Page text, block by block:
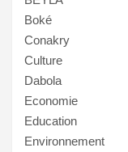
Boké
Conakry
Culture
Dabola
Economie
Education
Environnement